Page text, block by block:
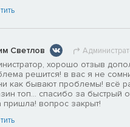
Светлов
хорошо отзыв
решится! в вас я не
как бывают проблемы! всё
топ... спасибо за быстрый
пришла! вопрос закрыт!